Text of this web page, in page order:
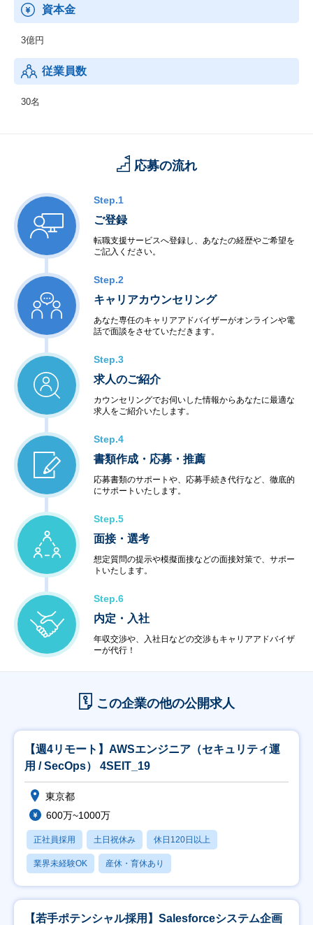
資本金
3億円
従業員数
30名
応募の流れ
Step.1
ご登録
転職支援サービスへ登録し、あなたの経歴やご希望を
ご記入ください。
Step.2
キャリアカウンセリング
あなた専任のキャリアアドバイザーがオンラインや電
話で面談をさせていただきます。
Step.3
求人のご紹介
カウンセリングでお伺いした情報からあなたに最適な
求人をご紹介いたします。
Step.4
書類作成・応募・推薦
応募書類のサポートや、応募手続き代行など、徹底的
にサポートいたします。
Step.5
面接・選考
想定質問の提示や模擬面接などの面接対策で、サポー
トいたします。
Step.6
内定・入社
年収交渉や、入社日などの交渉もキャリアアドバイザ
ーが代行！
この企業の他の公開求人
【週4リモート】AWSエンジニア（セキュリティ運
用 / SecOps） 4SEIT_19
東京都
600万~1000万
正社員採用 土日祝休み 休日120日以上
業界未経験OK 産休・育休あり
【若手ポテンシャル採用】Salesforceシステム企画